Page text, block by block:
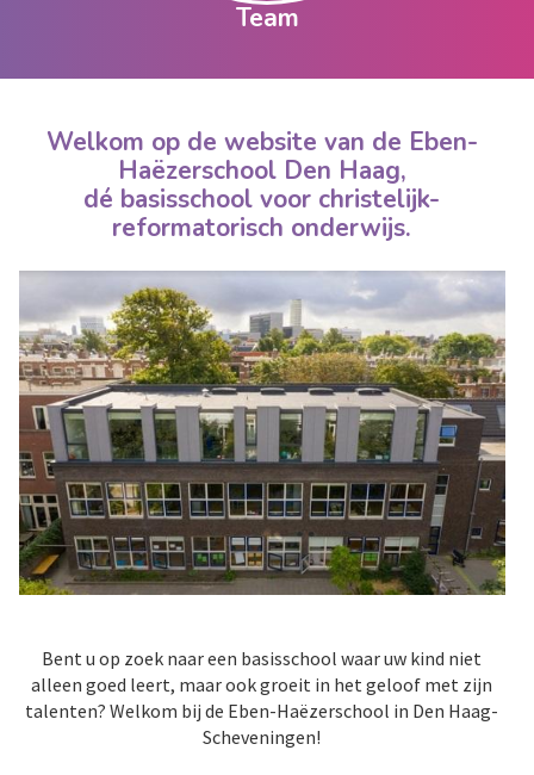
Team
Welkom op de website van de Eben-
Haëzerschool Den Haag,
dé basisschool voor christelijk-
reformatorisch onderwijs.
Bent u op zoek naar een basisschool waar uw kind niet
alleen goed leert, maar ook groeit in het geloof met zijn
talenten? Welkom bij de Eben-Haëzerschool in Den Haag-
Scheveningen!